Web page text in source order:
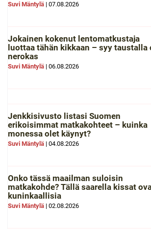
Suvi Mäntylä | 07.08.2026
Jokainen kokenut lentomatkustaja
luottaa tähän kikkaan – syy taustalla
nerokas
Suvi Mäntylä | 06.08.2026
Jenkkisivusto listasi Suomen
erikoisimmat matkakohteet – kuinka
monessa olet käynyt?
Suvi Mäntylä | 04.08.2026
Onko tässä maailman suloisin
matkakohde? Tällä saarella kissat
kuninkaallisia
Suvi Mäntylä | 02.08.2026